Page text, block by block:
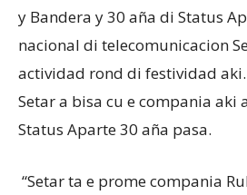
Aruba
y Bandera y 30 aña di Status
nacional di telecomunicacion
actividad rond di festividad
Setar a bisa cu e compania aki
Status Aparte 30 aña pasa.
“Setar ta e prome compania